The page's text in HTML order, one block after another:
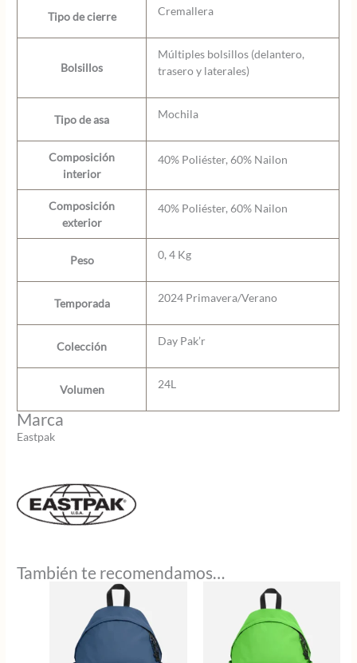
Tipo de cierre Cremallera
Bolsillos
Múltiples bolsillos (delantero,
trasero y laterales)
Tipo de asa Mochila
Composición
interior
40% Poliéster, 60% Nailon
Composición
exterior
40% Poliéster, 60% Nailon
Peso 0, 4 Kg
Temporada 2024 Primavera/Verano
Colección Day Pak’r
Volumen 24L
Marca
Eastpak
También te recomendamos…